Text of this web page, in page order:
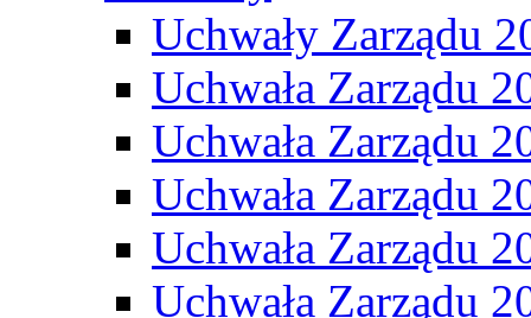
Uchwały Zarządu
Uchwała Zarządu
Uchwała Zarządu
Uchwała Zarządu
Uchwała Zarządu
Uchwała Zarządu